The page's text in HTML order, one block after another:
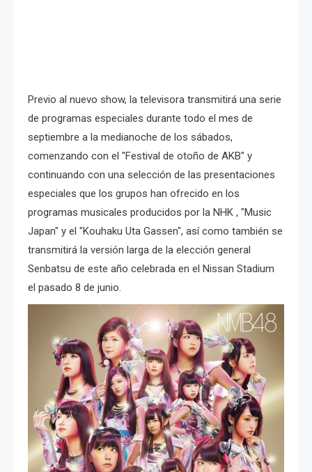
Previo al nuevo show, la televisora transmitirá una serie
de programas especiales durante todo el mes de
septiembre a la medianoche de los sábados,
comenzando con el "Festival de otoño de AKB" y
continuando con una selección de las presentaciones
especiales que los grupos han ofrecido en los
programas musicales producidos por la NHK , "Music
Japan" y el "Kouhaku Uta Gassen", así como también se
transmitirá la versión larga de la elección general
Senbatsu de este año celebrada en el Nissan Stadium
el pasado 8 de junio.